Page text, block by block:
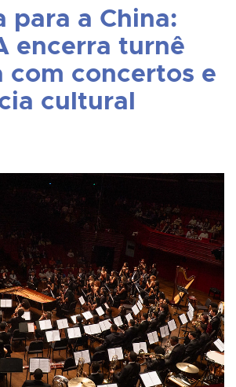
para a China:
encerra turnê
com concertos e
cultural